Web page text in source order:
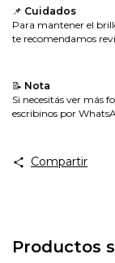
📌 Cuidados
Para mantener el
te recomendamos
📝 Nota
Si necesitás ver más
escribinos por
Compartir
Productos